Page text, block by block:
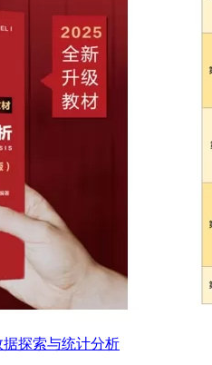
探索与统计分析